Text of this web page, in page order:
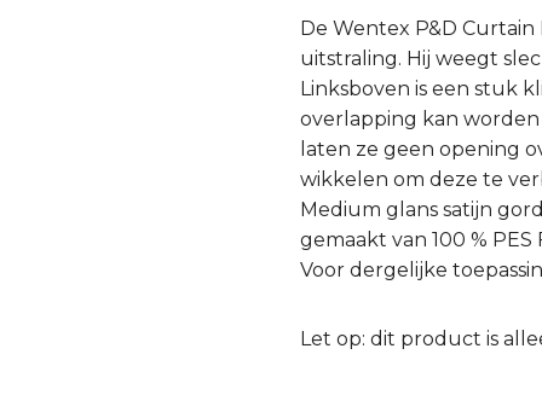
De Wentex P&D
uitstraling. Hij weegt
Linksboven is een stuk
overlapping kan
laten ze geen opening
wikkelen om deze te
Medium glans satijn
gemaakt van 100 %
Voor dergelijke
Let op: dit product is